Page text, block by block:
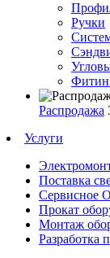
Ручки
Распродажа
Услуги
Поставка
Сервисное
Прокат
Монтаж
Разработка